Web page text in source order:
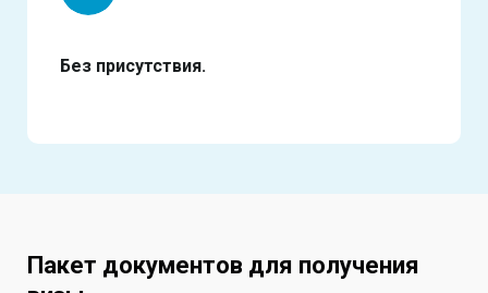
Без присутствия.
Пакет документов для получения